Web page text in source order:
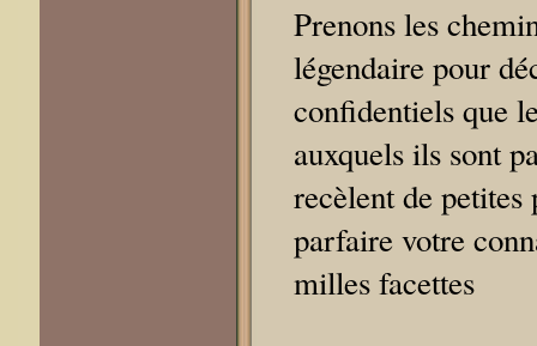
Prenons les
légendaire pour
confidentiels que
auxquels ils sont
recèlent de petites
parfaire votre
milles facettes